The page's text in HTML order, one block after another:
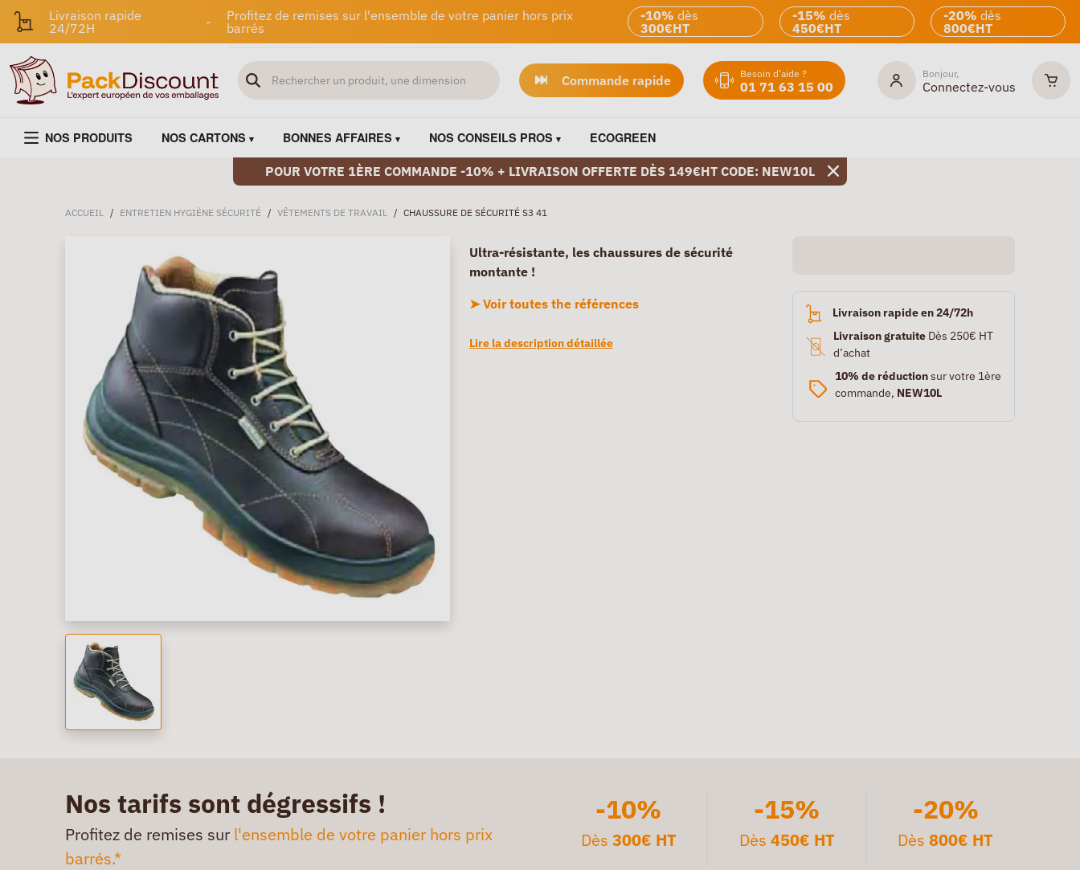
Livraison rapide
24/72H
-
Profitez de remises sur l'ensemble de votre panier hors prix
barrés
-10% dès
300€HT
-15% dès
450€HT
-20% dès
800€HT
Commande rapide Besoin d'aide ?
01 71 63 15 00
Bonjour,
Connectez-vous
NOS PRODUITS NOS CARTONS BONNES AFFAIRES NOS CONSEILS PROS ECOGREEN
POUR VOTRE 1ÈRE COMMANDE -10% + LIVRAISON OFFERTE DÈS 149€HT CODE: NEW10L
ACCUEIL / ENTRETIEN HYGIÈNE SÉCURITÉ / VÊTEMENTS DE TRAVAIL / CHAUSSURE DE SÉCURITÉ S3 41
Ultra-résistante, les chaussures de sécurité
montante !
➤ Voir toutes the références
Lire la description détaillée
Livraison rapide en 24/72h
Livraison gratuiteDès 250€ HT
d’achat
10% de réductionsur votre 1ère
commande, NEW10L
Nos tarifs sont dégressifs !
Profitez de remises sur l'ensemble de votre panier hors prix
barrés.*
-10%
Dès 300€ HT
-15%
Dès 450€ HT
-20%
Dès800€ HT